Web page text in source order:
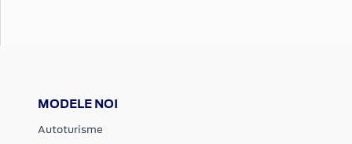
MODELE NOI
Autoturisme